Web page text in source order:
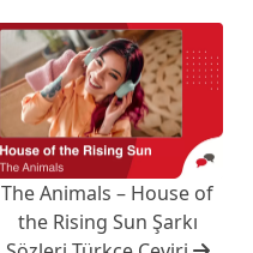
The Animals – House of
the Rising Sun Şarkı